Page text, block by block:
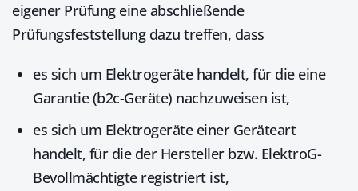
eigener Prüfung eine abschließende
Prüfungsfeststellung dazu treffen, dass
es sich um Elektrogeräte handelt, für die eine
Garantie (b2c-Geräte) nachzuweisen ist,
es sich um Elektrogeräte einer Geräteart
handelt, für die der Hersteller bzw. ElektroG-
Bevollmächtigte registriert ist,